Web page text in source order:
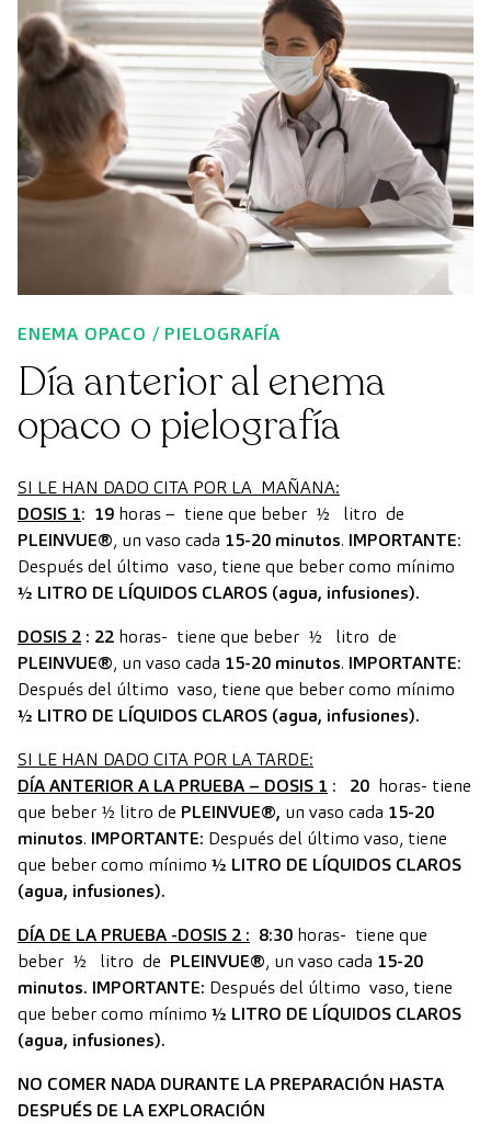
ENEMA OPACO / PIELOGRAFÍA
Día anterior al enema
opaco o pielografía
SI LE HAN DADO CITA POR LA MAÑANA:
DOSIS 1: 19 horas – tiene que beber ½ litro de
PLEINVUE®, un vaso cada 15-20 minutos. IMPORTANTE:
Después del último vaso, tiene que beber como mínimo
½ LITRO DE LÍQUIDOS CLAROS (agua, infusiones).
DOSIS 2 : 22 horas- tiene que beber ½ litro de
PLEINVUE®, un vaso cada 15-20 minutos. IMPORTANTE:
Después del último vaso, tiene que beber como mínimo
½ LITRO DE LÍQUIDOS CLAROS (agua, infusiones).
SI LE HAN DADO CITA POR LA TARDE:
DÍA ANTERIOR A LA PRUEBA – DOSIS 1 : 20 horas- tiene
que beber ½ litro de PLEINVUE®, un vaso cada 15-20
minutos. IMPORTANTE: Después del último vaso, tiene
que beber como mínimo ½ LITRO DE LÍQUIDOS CLAROS
(agua, infusiones).
DÍA DE LA PRUEBA -DOSIS 2 : 8:30 horas- tiene que
beber ½ litro de PLEINVUE®, un vaso cada 15-20
minutos. IMPORTANTE: Después del último vaso, tiene
que beber como mínimo ½ LITRO DE LÍQUIDOS CLAROS
(agua, infusiones).
NO COMER NADA DURANTE LA PREPARACIÓN HASTA
DESPUÉS DE LA EXPLORACIÓN